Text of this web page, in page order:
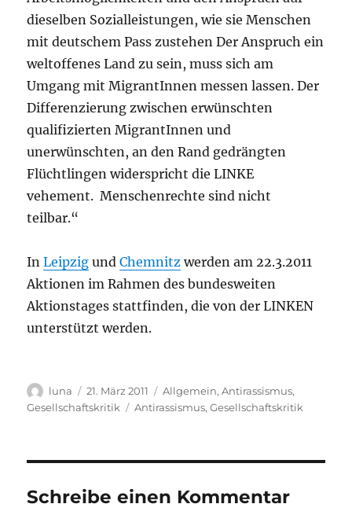
dieselben Sozialleistungen, wie sie Menschen
mit deutschem Pass zustehen Der Anspruch ein
weltoffenes Land zu sein, muss sich am
Umgang mit MigrantInnen messen lassen. Der
Differenzierung zwischen erwünschten
qualifizierten MigrantInnen und
unerwünschten, an den Rand gedrängten
Flüchtlingen widerspricht die LINKE
vehement. Menschenrechte sind nicht
teilbar.“
InLeipzig undChemnitz werden am 22.3.2011
Aktionen im Rahmen des bundesweiten
Aktionstages stattfinden, die von der LINKEN
unterstützt werden.
Autor
luna
Veröffentlicht
am
21. März 2011 Kategorien
Allgemein,Antirassismus,
Gesellschaftskritik
Schlagwörter
Antirassismus,Gesellschaftskritik
Schreibe einen Kommentar